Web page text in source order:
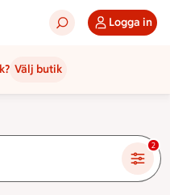
Logga in
Välj butik
2